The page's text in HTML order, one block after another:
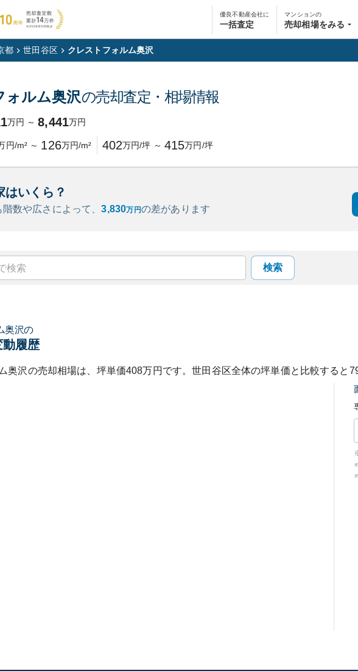
優良不動産会社に
一括査定
マンションの
売却相場をみる
都 世田谷区 クレストフォルム奥沢
ォルム奥沢の売却査定・相場情報
万円 ～ 8,441万円
円/m² ～ 126万円/m² 402万円/坪 ～ 415万円/坪
はいくら？
階数や広さによって、3,830万円の差があります
検索
奥沢の
履歴
奥沢の売却相場は、坪単価408万円です。世田谷区全体の坪単価と比較すると